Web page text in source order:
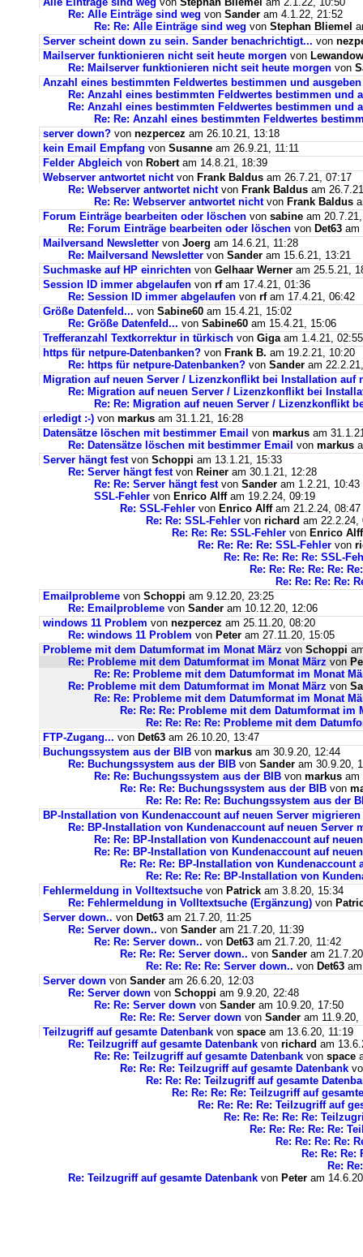
Re: Alle Einträge sind weg von Sander am 4.1.22, 21:52
Re: Re: Alle Einträge sind weg von Stephan Bliemel
Server scheint down zu sein. Sander benachrichtigt... von
Mailserver funktionieren nicht seit heute morgen von
Re: Mailserver funktionieren nicht seit heute morgen von
Anzahl eines bestimmten Feldwertes bestimmen und ausgeben
Re: Anzahl eines bestimmten Feldwertes bestimmen und
Re: Anzahl eines bestimmten Feldwertes bestimmen und
Re: Re: Anzahl eines bestimmten Feldwertes
server down? von nezpercez am 26.10.21, 13:18
kein Email Empfang von Susanne am 26.9.21, 11:11
Felder Abgleich von Robertam 14.8.21, 18:39
Webserver antwortet nichtvon Frank Baldus am 26.7.21, 07:17
Re: Webserver antwortet nichtvon Frank Baldus am
Re: Re: Webserver antwortet nichtvon Frank Baldus
Forum Einträge bearbeiten oder löschen von sabine am
Re: Forum Einträge bearbeiten oder löschen von Det63 am
Mailversand Newsletter von Joerg am 14.6.21, 11:28
Re: Mailversand Newsletter von Sander am 15.6.21, 13:21
Suchmaske auf HP einrichten von Gelhaar Werner am 25.5.21,
Session ID immer abgelaufen von rfam 17.4.21, 01:36
Re: Session ID immer abgelaufen von rfam 17.4.21, 06:42
Größe Datenfeld... von Sabine60 am 15.4.21, 15:02
Re: Größe Datenfeld... von Sabine60 am 15.4.21, 15:06
Trefferanzahl Textkorrektur in türkisch von Gigaam 1.4.21, 02:55
https für netpure-Datenbanken? von Frank B. am 19.2.21, 10:20
Re: https für netpure-Datenbanken? von Sander am
Migration auf neuen Server / Lizenzkonflikt bei Installation auf
Re: Migration auf neuen Server / Lizenzkonflikt bei
Re: Re: Migration auf neuen Server / Lizenzkonflikt
erledigt :-) von markus am 31.1.21, 16:28
Datensätze löschen mit bestimmer Email von markus am
Re: Datensätze löschen mit bestimmer Email von markus
Server hängt festvon Schoppi am 13.1.21, 15:33
Re: Server hängt festvon Reiner am 30.1.21, 12:28
Re: Re: Server hängt festvon Sander am 1.2.21, 10:43
SSL-Fehler von Enrico Alffam 19.2.24, 09:19
Re: SSL-Fehler von Enrico Alffam 21.2.24, 08:47
Re: Re: SSL-Fehler von richard am 22.2.24,
Re: Re: Re: SSL-Fehler von Enrico Alff
Re: Re: Re: Re: SSL-Fehler von
Re: Re: Re: Re: Re: SSL-
Re: Re: Re: Re: Re:
Re: Re: Re: Re:
Emailprobleme von Schoppi am 9.12.20, 23:25
Re: Emailprobleme von Sander am 10.12.20, 12:06
windows 11 Problem von nezpercez am 25.11.20, 08:20
Re: windows 11 Problem von Peter am 27.11.20, 15:05
Probleme mit dem Datumformat im Monat März von Schoppi
Re: Probleme mit dem Datumformat im Monat März von
Re: Re: Probleme mit dem Datumformat im Monat
Re: Probleme mit dem Datumformat im Monat März von
Re: Re: Probleme mit dem Datumformat im Monat
Re: Re: Re: Probleme mit dem Datumformat im
Re: Re: Re: Re: Probleme mit dem
FTP-Zugang... von Det63 am 26.10.20, 13:47
Buchungssystem aus der BIB von markus am 30.9.20, 12:44
Re: Buchungssystem aus der BIB von Sander am 30.9.20,
Re: Re: Buchungssystem aus der BIB von markus am
Re: Re: Re: Buchungssystem aus der BIB von
Re: Re: Re: Re: Buchungssystem aus der
BP-Installation von Kundenaccount auf neuen Server migrieren
Re: BP-Installation von Kundenaccount auf neuen Server
Re: Re: BP-Installation von Kundenaccount auf
Re: Re: BP-Installation von Kundenaccount auf
Re: Re: Re: BP-Installation von Kundenaccount
Re: Re: Re: Re: BP-Installation von
Fehlermeldung in Volltextsuche von Patrick am 3.8.20, 15:34
Re: Fehlermeldung in Volltextsuche (Ergänzung) von
Server down.. von Det63 am 21.7.20, 11:25
Re: Server down.. von Sander am 21.7.20, 11:39
Re: Re: Server down.. von Det63 am 21.7.20, 11:42
Re: Re: Re: Server down.. von Sander am
Re: Re: Re: Re: Server down.. von Det63
Server down von Sander am 26.6.20, 12:03
Re: Server down von Schoppi am 9.9.20, 22:48
Re: Re: Server down von Sander am 10.9.20, 17:50
Re: Re: Re: Server down von Sander am 11.9.20,
Teilzugriff auf gesamte Datenbank von space am 13.6.20, 11:19
Re: Teilzugriff auf gesamte Datenbank von richard am
Re: Re: Teilzugriff auf gesamte Datenbank von space
Re: Re: Re: Teilzugriff auf gesamte Datenbank
Re: Re: Re: Teilzugriff auf gesamte
Re: Re: Re: Re: Teilzugriff auf
Re: Re: Re: Re: Teilzugriff auf
Re: Re: Re: Re: Re:
Re: Re: Re: Re: Re:
Re: Re: Re: Re:
Re: Re: Re:
Re:
Re: Teilzugriff auf gesamte Datenbank von Peter am